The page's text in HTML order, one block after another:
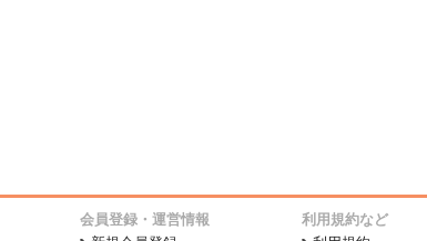
会員登録・運営情報
利用規約など